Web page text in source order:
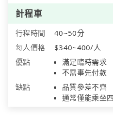
計程車
行程時間
40~50分
每人價格
$340~400/人
優點
滿足臨時需求
不需事先付款
缺點
品質參差不齊
通常僅能乘坐